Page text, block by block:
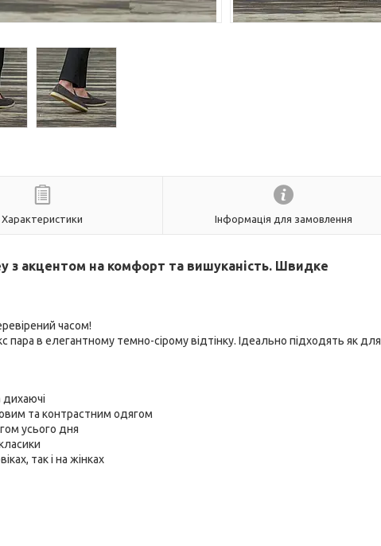
Характеристики Інформація для замовлення
з акцентом на комфорт та вишуканість. Швидке
часом!
пара в елегантному темно-сірому відтінку. Ідеально підходять як для
дихаючі
та контрастним одягом
усього дня
так і на жінках